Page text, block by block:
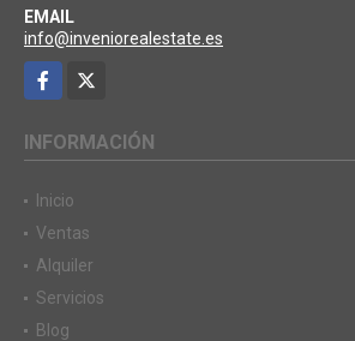
EMAIL
info@inveniorealestate.es
Facebook
INFORMACIÓN
Inicio
Ventas
Alquiler
Servicios
Blog